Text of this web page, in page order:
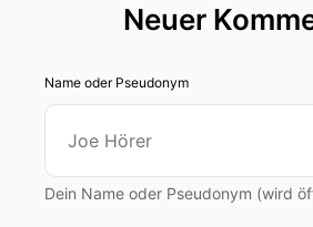
Neuer
Name oder Pseudonym
Dein Name oder Pseudonym (wird